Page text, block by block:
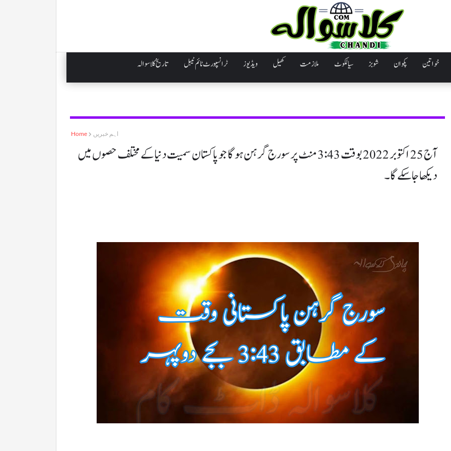
خواتین پکوان شوبز سیالکوٹ ملازمت کھیل ویڈیوز ٹرانسپورٹ ٹائم ٹیبل تاریخ کلاسوالہ
Home اہم خبریں
آج 25 اکتوبر 2022 بوقت 3:43 منٹ پر سورج گرہن ہوگا جو پاکستان سمیت دنیا کے مختلف حصوں میں
دیکھا جاسکے گا۔